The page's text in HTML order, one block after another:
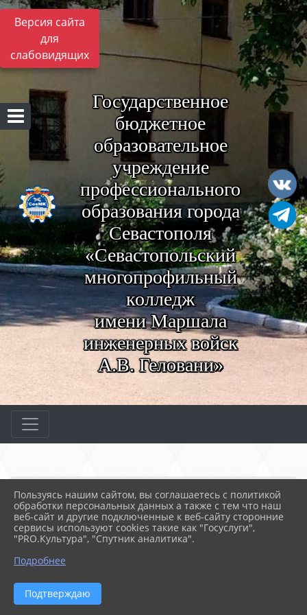
Версия сайта
для
слабовидящих
Государственное
бюджетное
образовательное
учреждение
профессионального
образования города
Севастополя
«Севастопольский
многопрофильный
колледж
имени Маршала
инженерных войск
А.В. Геловани»
Главная МЕРОПРИЯТИЯ
Новости
День открытых дверей
19.05.2025 07:23
Пользуясь нашим сайтом, вы соглашаетесь с политикой
обработки персональных данных а также с тем что наш
веб-сайт и другие подключенные к веб-сайту сторонние
сервисы используют cookies такие как "Госуслуги",
"PRO.Культура", "Спутник аналитика".
Подробнее
Подтверждаю